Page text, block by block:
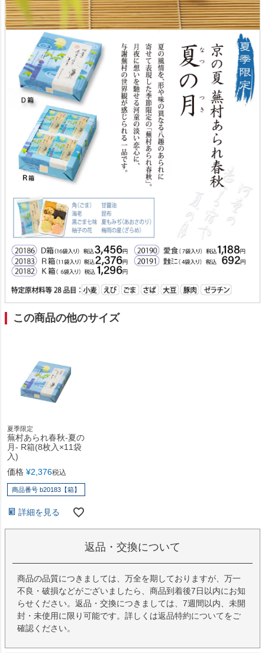
この商品の他のサイズ
夏季限定
蕪村あられ春秋-夏の
月- R箱(8枚入×11袋
入)
価格 ¥2,376税込
商品番号 b20183【箱】
詳細を見る
返品・交換について
商品の品質につきましては、万全を期しておりますが、万一
不良・破損などがございましたら、商品到着後7日以内にお知
らせください。返品・交換につきましては、7週間以内、未開
封・未使用に限り可能です。詳しくは返品特約についてをご
確認ください。